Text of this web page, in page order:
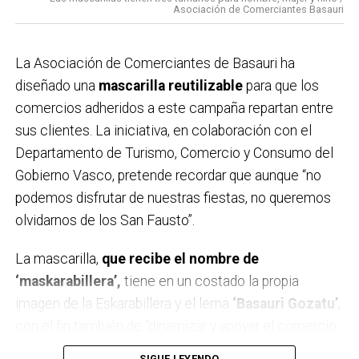
Solobarria.
16:30 Concurso de cuajadas en la carpa de Solobarria.
Solobarria para las cuadrillas.
17:30 XV Campeonato intercuadrillas de lanzamiento
de Abarka en la carpa.
18:00 Espectáculo infantil a cargo de Partyman
Skywalker en la plaza San Isidro .
18:30 VII Campeonato de pelota rápida en los
frontones de Soloarte.
18:30 Pasacalles con Triki Bidebieta.
19:00 Txitxarrillo con PÉRGOLA en la plaza Mojaparte.
19:00 Pintxo solidario en favor de Paula Rodríguez en
la plaza San Pedro.
favor de Paula Rodríguez.
Asociación de Comerciantes Basauri
La Asociación de Comerciantes de Basauri ha
diseñado una mascarilla reutilizablepara que los
comercios adheridos a este campaña repartan entre
sus clientes. La iniciativa, en colaboración con el
Departamento de Turismo, Comercio y Consumo del
Gobierno Vasco, pretende recordar que aunque “no
podemos disfrutar de nuestras fiestas, no queremos
olvidarnos de los San Fausto”.
La mascarilla, que recibe el nombre de
‘maskarabillera’, tiene en un costado la propia
imagen de la Eskarabillera y el lema ‘Basauri Gozatu’,
local en estos duros momentos”, han explicado desde